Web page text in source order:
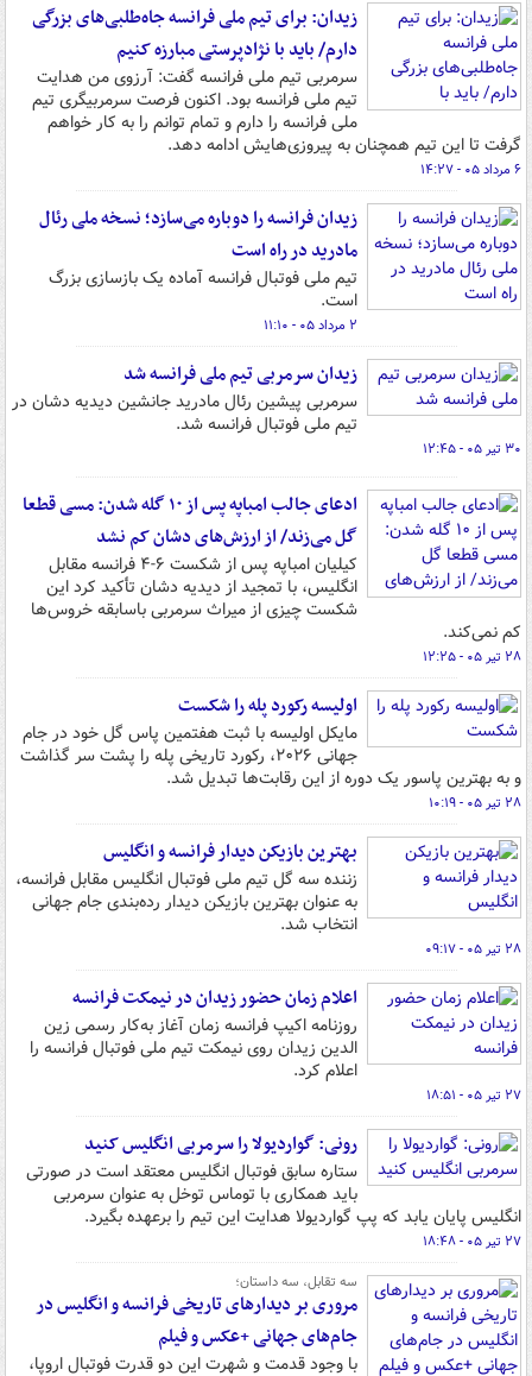
زیدان: برای تیم ملی فرانسه جاه‌طلبی‌های بزرگی
دارم/ باید با نژادپرستی مبارزه کنیم
سرمربی تیم ملی فرانسه گفت: آرزوی من هدایت
تیم ملی فرانسه بود. اکنون فرصت سرمربیگری تیم
ملی فرانسه را دارم و تمام توانم را به کار خواهم
گرفت تا این تیم همچنان به پیروزی‌هایش ادامه دهد.
۶ مرداد ۰۵ - ۱۴:۲۷
زیدان فرانسه را دوباره می‌سازد؛ نسخه ملی رئال
مادرید در راه است
تیم ملی فوتبال فرانسه آماده یک بازسازی بزرگ
است.
۲ مرداد ۰۵ - ۱۱:۱۰
زیدان سرمربی تیم ملی فرانسه شد
سرمربی پیشین رئال مادرید جانشین دیدیه دشان در
تیم ملی فوتبال فرانسه شد.
۳۰ تیر ۰۵ - ۱۲:۴۵
ادعای جالب امباپه پس از ۱۰ گله شدن: مسی قطعا
گل می‌زند/ از ارزش‌های دشان کم نشد
کیلیان امباپه پس از شکست ۶-۴ فرانسه مقابل
انگلیس، با تمجید از دیدیه دشان تأکید کرد این
شکست چیزی از میراث سرمربی باسابقه خروس‌ها
کم نمی‌کند.
۲۸ تیر ۰۵ - ۱۲:۲۵
اولیسه رکورد پله را شکست
مایکل اولیسه با ثبت هفتمین پاس گل خود در جام
جهانی ۲۰۲۶، رکورد تاریخی پله را پشت سر گذاشت
و به بهترین پاسور یک دوره از این رقابت‌ها تبدیل شد.
۲۸ تیر ۰۵ - ۱۰:۱۹
بهترین بازیکن دیدار فرانسه و انگلیس
زننده سه گل تیم ملی فوتبال انگلیس مقابل فرانسه،
به عنوان بهترین بازیکن دیدار رده‌بندی جام جهانی
انتخاب شد.
۲۸ تیر ۰۵ - ۰۹:۱۷
اعلام زمان حضور زیدان در نیمکت فرانسه
روزنامه اکیپ فرانسه زمان آغاز به‌کار رسمی زین
الدین زیدان روی نیمکت تیم ملی فوتبال فرانسه را
اعلام کرد.
۲۷ تیر ۰۵ - ۱۸:۵۱
رونی: گواردیولا را سرمربی انگلیس کنید
ستاره سابق فوتبال انگلیس معتقد است در صورتی
باید همکاری با توماس توخل به عنوان سرمربی
انگلیس پایان یابد که پپ گواردیولا هدایت این تیم را برعهده بگیرد.
۲۷ تیر ۰۵ - ۱۸:۴۸
سه تقابل، سه داستان؛
مروری بر دیدارهای تاریخی فرانسه و انگلیس در
جام‌های جهانی +عکس و فیلم
با وجود قدمت و شهرت این دو قدرت فوتبال اروپا،